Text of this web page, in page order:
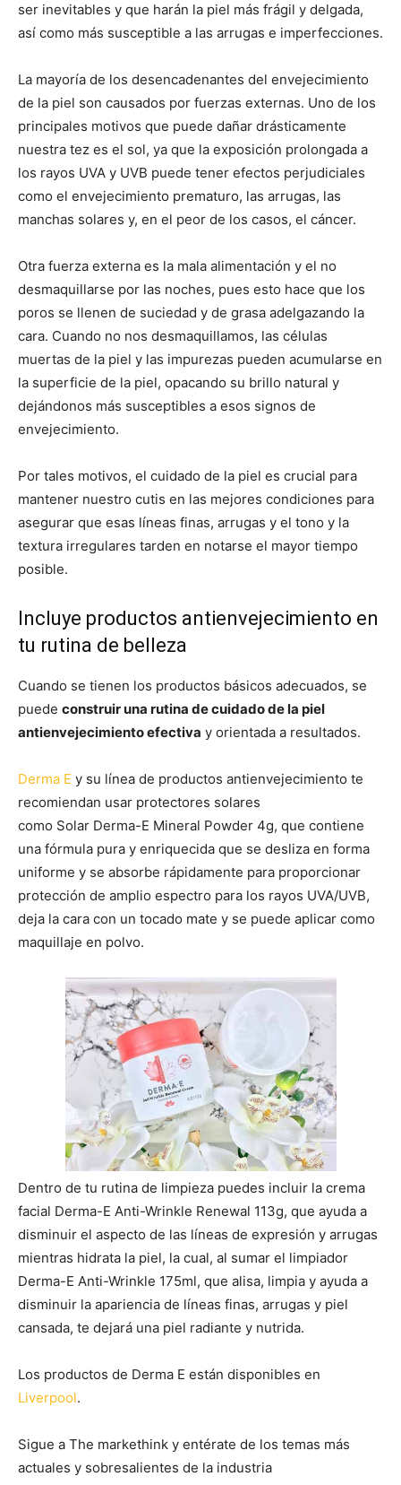
ser inevitables y que harán la piel más frágil y delgada,
así como más susceptible a las arrugas e imperfecciones.
La mayoría de los desencadenantes del envejecimiento
de la piel son causados por fuerzas externas. Uno de los
principales motivos que puede dañar drásticamente
nuestra tez es el sol, ya que la exposición prolongada a
los rayos UVA y UVB puede tener efectos perjudiciales
como el envejecimiento prematuro, las arrugas, las
manchas solares y, en el peor de los casos, el cáncer.
Otra fuerza externa es la mala alimentación y el no
desmaquillarse por las noches, pues esto hace que los
poros se llenen de suciedad y de grasa adelgazando la
cara. Cuando no nos desmaquillamos, las células
muertas de la piel y las impurezas pueden acumularse en
la superficie de la piel, opacando su brillo natural y
dejándonos más susceptibles a esos signos de
envejecimiento.
Por tales motivos, el cuidado de la piel es crucial para
mantener nuestro cutis en las mejores condiciones para
asegurar que esas líneas finas, arrugas y el tono y la
textura irregulares tarden en notarse el mayor tiempo
posible.
Incluye productos antienvejecimiento en
tu rutina de belleza
Cuando se tienen los productos básicos adecuados, se
puede construir una rutina de cuidado de la piel
antienvejecimiento efectiva y orientada a resultados.
Derma E y su línea de productos antienvejecimiento te
recomiendan usar protectores solares
como Solar Derma-E Mineral Powder 4g, que contiene
una fórmula pura y enriquecida que se desliza en forma
uniforme y se absorbe rápidamente para proporcionar
protección de amplio espectro para los rayos UVA/UVB,
deja la cara con un tocado mate y se puede aplicar como
maquillaje en polvo.
Dentro de tu rutina de limpieza puedes incluir la crema
facial Derma-E Anti-Wrinkle Renewal 113g, que ayuda a
disminuir el aspecto de las líneas de expresión y arrugas
mientras hidrata la piel, la cual, al sumar el limpiador
Derma-E Anti-Wrinkle 175ml, que alisa, limpia y ayuda a
disminuir la apariencia de líneas finas, arrugas y piel
cansada, te dejará una piel radiante y nutrida.
Los productos de Derma E están disponibles en
Liverpool.
Sigue a The markethink y entérate de los temas más
actuales y sobresalientes de la industria